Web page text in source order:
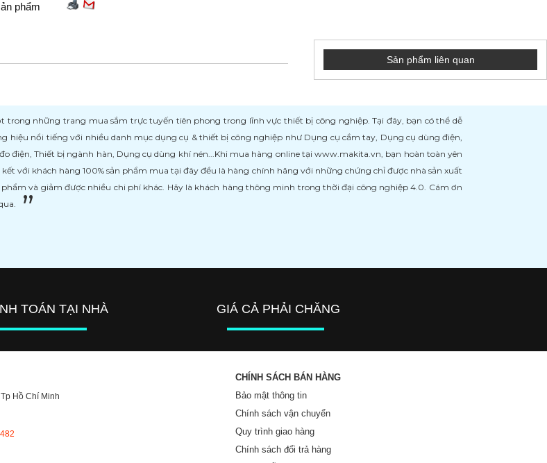
phẩm
Sản phẩm liên quan
những trang mua sắm trực tuyến tiên phong trong lĩnh vực thiết bị công nghiệp. Tại đây, bạn có thể dễ
nổi tiếng với nhiều danh mục dụng cụ & thiết bị công nghiệp như Dụng cụ cầm tay, Dụng cụ dùng điện,
điện, Thiết bị ngành hàn, Dụng cụ dùng khí nén...Khi mua hàng online tại www.makita.vn, bạn hoàn toàn yên
với khách hàng 100% sản phẩm mua tại đây đều là hàng chính hãng với những chứng chỉ được nhà sản xuất
và giảm được nhiều chi phí khác. Hãy là khách hàng thông minh trong thời đại công nghiệp 4.0. Cám ơn
TOÁN TẠI NHÀ GIÁ CẢ PHẢI CHĂNG
Hồ Chí Minh
CHÍNH SÁCH BÁN HÀNG
Bảo mật thông tin
Chính sách vận chuyển
Quy trình giao hàng
Chính sách đổi trả hàng